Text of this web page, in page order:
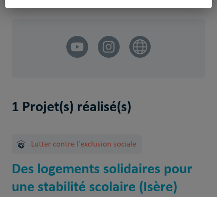
1 Projet(s) réalisé(s)
Lutter contre l'exclusion sociale
Des logements solidaires pour
une stabilité scolaire (Isère)